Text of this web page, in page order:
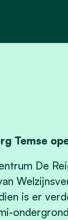
Temse
De
is er